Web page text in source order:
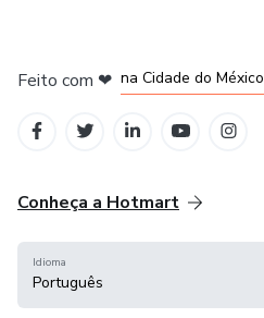
Feito com ❤ na Cidade do México
Conheça a Hotmart
Idioma
Português